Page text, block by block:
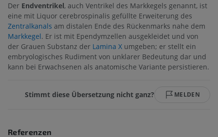
Der Endventrikel, auch Ventrikel des Markkegels genannt, ist
eine mit Liquor cerebrospinalis gefüllte Erweiterung des
Zentralkanals am distalen Ende des Rückenmarks nahe dem
Markkegel. Er ist mit Ependymzellen ausgekleidet und von
der Grauen Substanz der Lamina X umgeben; er stellt ein
embryologisches Rudiment von unklarer Bedeutung dar und
kann bei Erwachsenen als anatomische Variante persistieren.
Stimmt diese Übersetzung nicht ganz? MELDEN
Referenzen